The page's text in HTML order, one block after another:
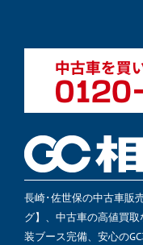
長崎･佐世保の中古車販
グ】、中古車の高値買
装ブース完備、安心の